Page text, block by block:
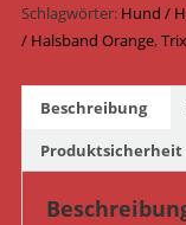
Nylon
12703
Orange
Menge
Schlagwörter: Hund /
/ Halsband Orange,
Beschreibung
Produktsicherheit